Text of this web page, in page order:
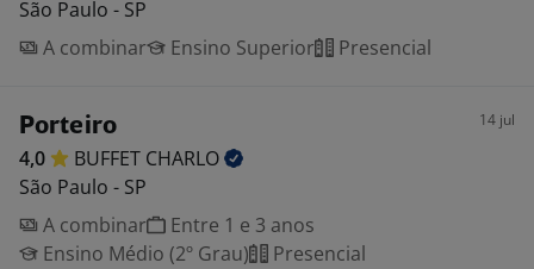
São Paulo - SP
A combinar
Ensino Superior Presencial
Porteiro 14 jul
4,0 BUFFET CHARLO
São Paulo - SP
A combinar
Entre 1 e 3 anos
Ensino Médio (2º Grau)
Presencial